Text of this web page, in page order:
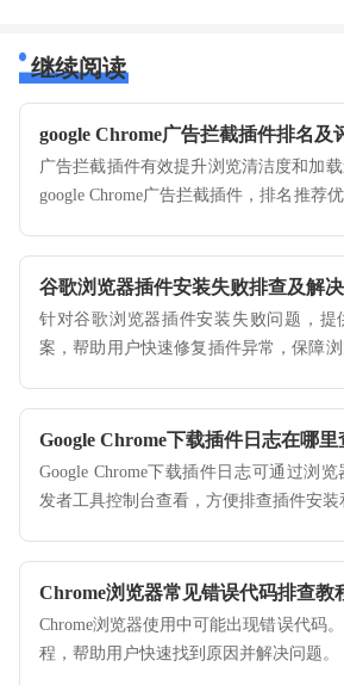
继续阅读
google Chrome广告拦截插件排名及
广告拦截插件有效提升浏览清洁度和加
google Chrome广告拦截插件，排名推荐
谷歌浏览器插件安装失败排查及解
针对谷歌浏览器插件安装失败问题，提
案，帮助用户快速修复插件异常，保障浏
Google Chrome下载插件日志在哪里
Google Chrome下载插件日志可通过浏
发者工具控制台查看，方便排查插件安装
Chrome浏览器常见错误代码排查教
Chrome浏览器使用中可能出现错误代码
程，帮助用户快速找到原因并解决问题。